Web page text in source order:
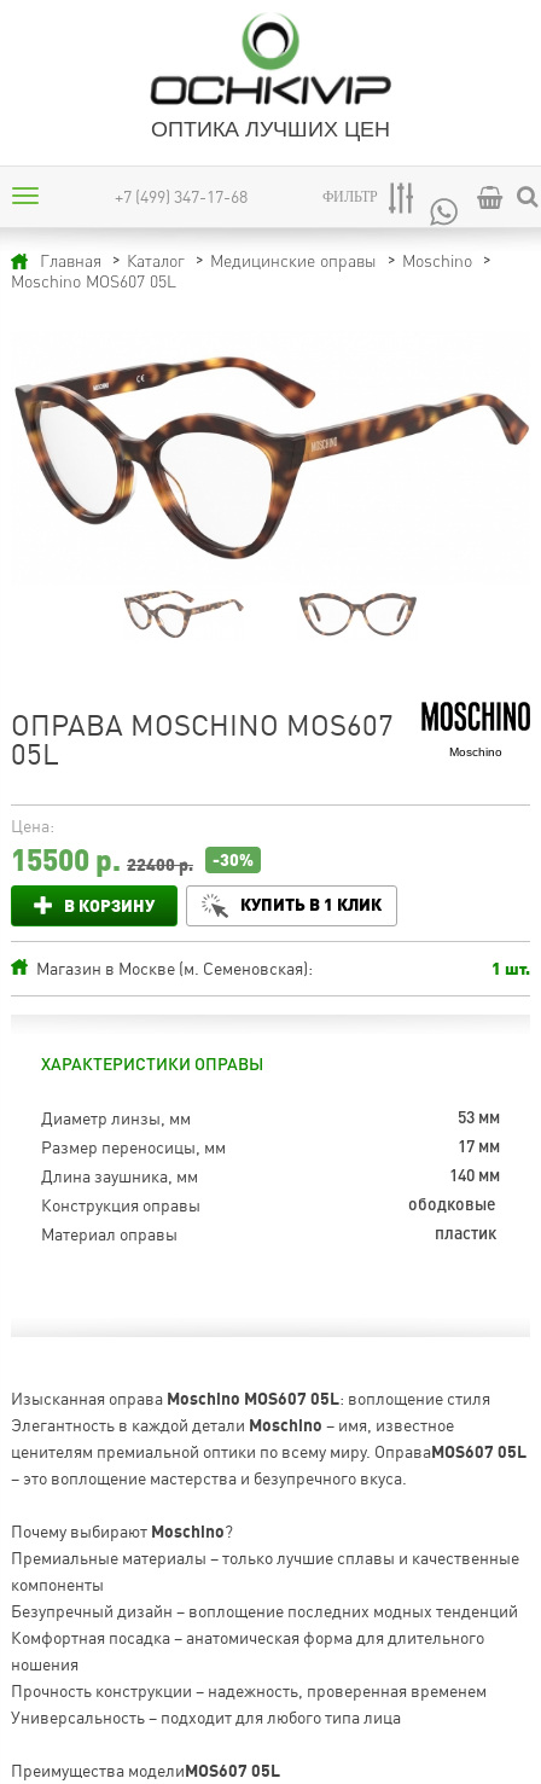
ОПТИКА ЛУЧШИХ ЦЕН
+7 (499) 347-17-68 ФИЛЬТР
Главная Каталог Медицинские оправы
Moschino
Moschino MOS607 05L
Moschino
ОПРАВА MOSCHINO MOS607
05L
Цена:
15500р. 22400 р. -30%
В КОРЗИНУ КУПИТЬ В 1 КЛИК
Магазин в Москве (м. Семеновская): 1 шт.
ХАРАКТЕРИСТИКИ ОПРАВЫ
Диаметр линзы, мм 53 мм
Размер переносицы, мм 17 мм
Длина заушника, мм 140 мм
Конструкция оправы ободковые
Материал оправы пластик
Изысканная оправа Moschino MOS607 05L: воплощение стиля
Элегантность в каждой детали Moschino – имя, известное
ценителям премиальной оптики по всему миру. ОправаMOS607 05L
– это воплощение мастерства и безупречного вкуса.
Почему выбирают Moschino?
Премиальные материалы – только лучшие сплавы и качественные
компоненты
Безупречный дизайн – воплощение последних модных тенденций
Комфортная посадка – анатомическая форма для длительного
ношения
Прочность конструкции – надежность, проверенная временем
Универсальность – подходит для любого типа лица
Преимущества моделиMOS607 05L